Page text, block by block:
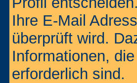
Ihre E-Mail
überprüft wird.
Informationen,
erforderlich sind.